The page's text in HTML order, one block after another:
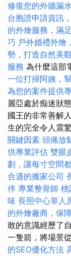
修復您的外牆漏
台胞證申請資訊
的外燴服務，滿
巧 戶外婚禮外燴
勢，打造自然美
服務 為什麼這部
一位打掃阿姨，
為您的案件提供
麗亞處於痴迷狀
國王的非常善解
生的完全令人震
關鍵因素 頭痛放
供專業評估 雙眼
劃，讓每寸空間
合適的搬家公司
伴 專業整骨師 桃
味 長照中心單人
的外燴廠商，保
敢的意識經歷了
一隻箭，將場景
的SEO優化方法